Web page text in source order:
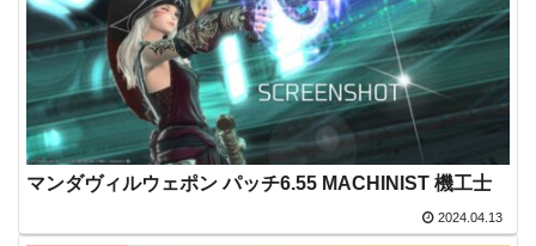
マンダヴィルウェポン パッチ6.55 MACHINIST 機工士
2024.04.13